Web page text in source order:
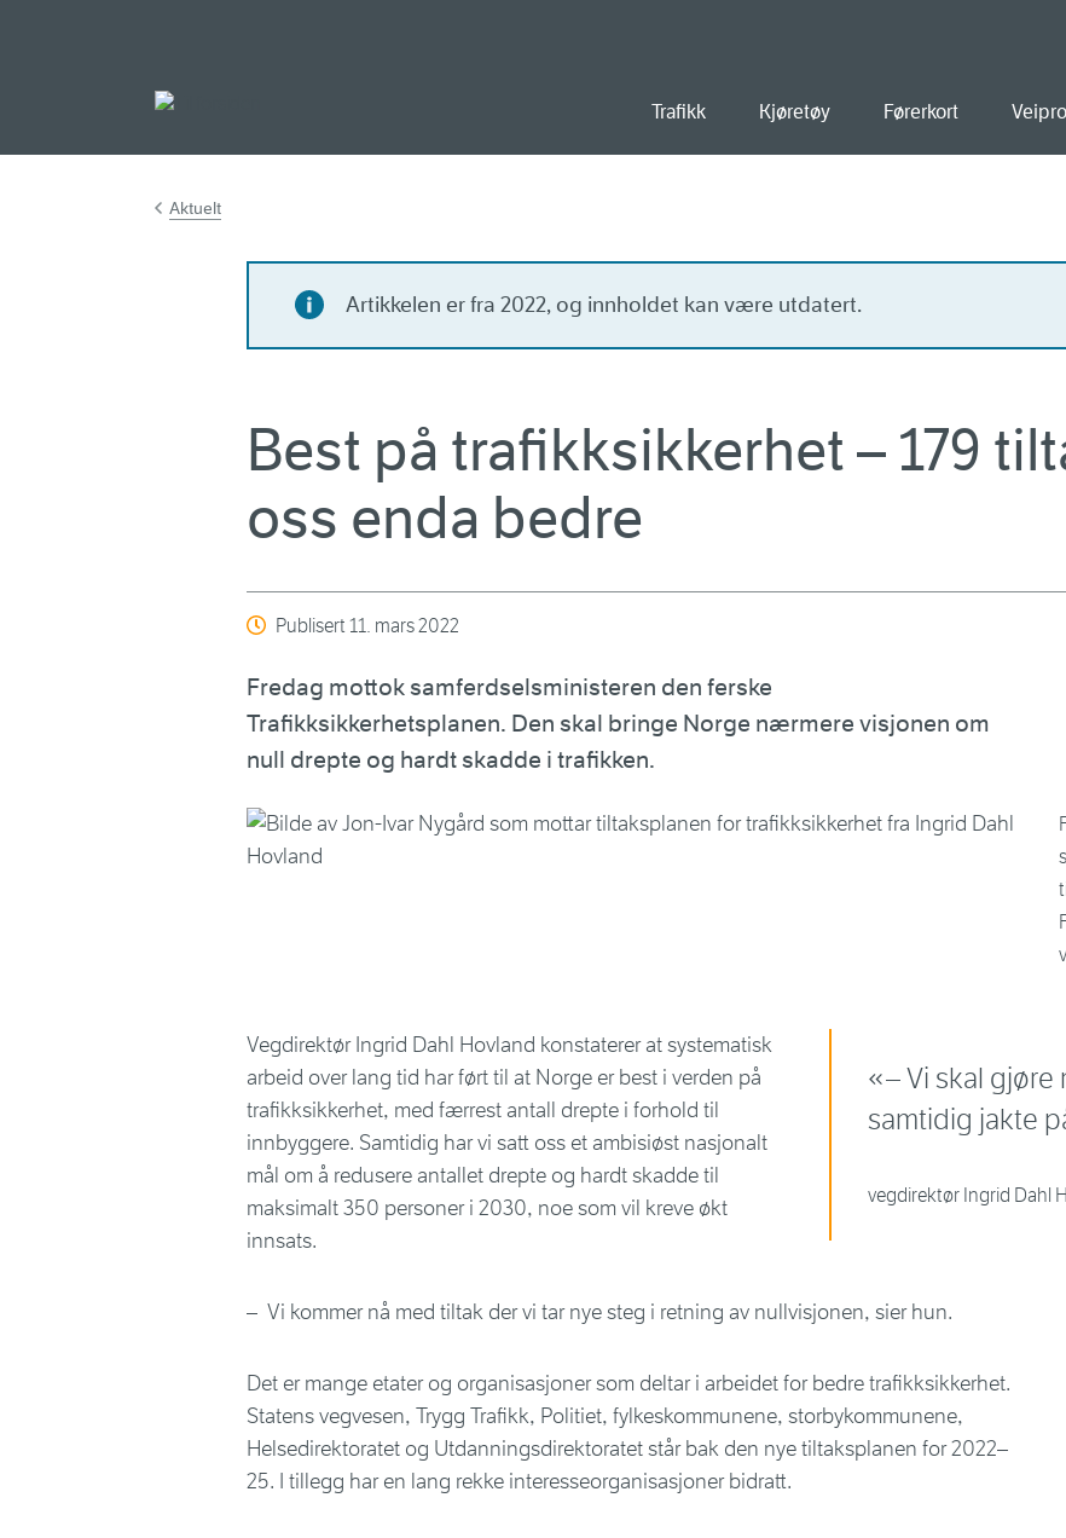
Trafikk Kjøretøy Førerkort
Aktuelt
Artikkelen er fra 2022, og innholdet kan være utdatert.
Best på trafikksikkerhet – 179
oss enda bedre
Publisert11. mars 2022
Fredag mottok samferdselsministeren den ferske
Trafikksikkerhetsplanen. Den skal bringe Norge nærmere visjonen om
null drepte og hardt skadde i trafikken.
– Vi skal gjøre
samtidig jakte
vegdirektør Ingrid Dahl
Vegdirektør Ingrid Dahl Hovland konstaterer at systematisk
arbeid over lang tid har ført til at Norge er best i verden på
trafikksikkerhet, med færrest antall drepte i forhold til
innbyggere. Samtidig har vi satt oss et ambisiøst nasjonalt
mål om å redusere antallet drepte og hardt skadde til
maksimalt 350 personer i 2030, noe som vil kreve økt
innsats.
– Vi kommer nå med tiltak der vi tar nye steg i retning av nullvisjonen, sier hun.
Det er mange etater og organisasjoner som deltar i arbeidet for bedre trafikksikkerhet.
Statens vegvesen, Trygg Trafikk, Politiet, fylkeskommunene, storbykommunene,
Helsedirektoratet og Utdanningsdirektoratet står bak den nye tiltaksplanen for 2022–
25. I tillegg har en lang rekke interesseorganisasjoner bidratt.